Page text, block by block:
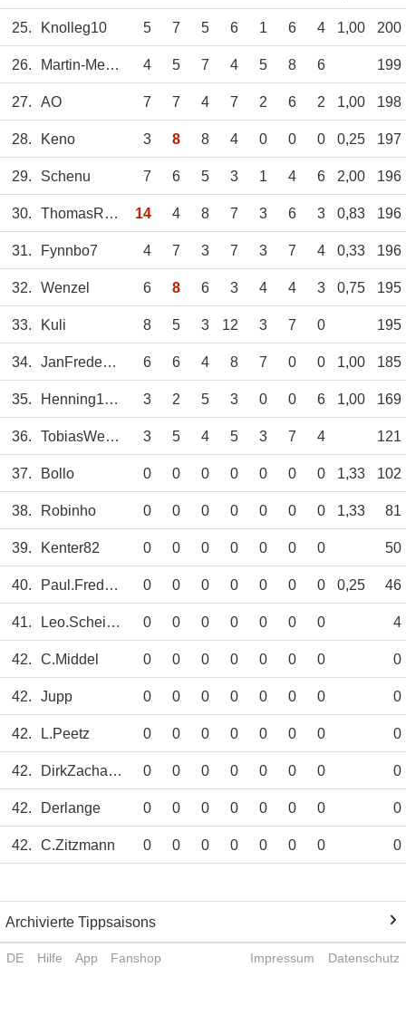
25. Knolleg10 5 7 5 6 1 6 4 1,00 200
26. Martin-Mester 4 5 7 4 5 8 6 199
27. AO 7 7 4 7 2 6 2 1,00 198
28. Keno 3 8 8 4 0 0 0 0,25 197
29. Schenu 7 6 5 3 1 4 6 2,00 196
30. ThomasRupprech 14 4 8 7 3 6 3 0,83 196
31. Fynnbo7 4 7 3 7 3 7 4 0,33 196
32. Wenzel 6 8 6 3 4 4 3 0,75 195
33. Kuli 8 5 3 12 3 7 0 195
34. JanFredebeil 6 6 4 8 7 0 0 1,00 185
35. Henning1904 3 2 5 3 0 0 6 1,00 169
36. TobiasWenzel 3 5 4 5 3 7 4 121
37. Bollo 0 0 0 0 0 0 0 1,33 102
38. Robinho 0 0 0 0 0 0 0 1,33 81
39. Kenter82 0 0 0 0 0 0 0 50
40. Paul.Fredebeil 0 0 0 0 0 0 0 0,25 46
41. Leo.Scheiwe 0 0 0 0 0 0 0 4
42. C.Middel 0 0 0 0 0 0 0 0
42. Jupp 0 0 0 0 0 0 0 0
42. L.Peetz 0 0 0 0 0 0 0 0
42. DirkZacharias 0 0 0 0 0 0 0 0
42. Derlange 0 0 0 0 0 0 0 0
42. C.Zitzmann 0 0 0 0 0 0 0 0
Archivierte Tippsaisons
DE Hilfe App Fanshop Impressum Datenschutz